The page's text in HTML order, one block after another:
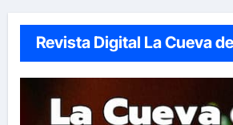
Revista Digital La Cueva